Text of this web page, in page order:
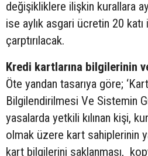
değişikliklere ilişkin kurallara
ise aylık asgari ücretin 20 katı
çarptırılacak.
Kredi kartlarına bilgilerinin
Öte yandan tasarıya göre;
Bilgilendirilmesi Ve Sistemin
yasalarda yetkili kılınan kişi,
olmak üzere kart sahiplerinin
kart bilgilerini saklanması,